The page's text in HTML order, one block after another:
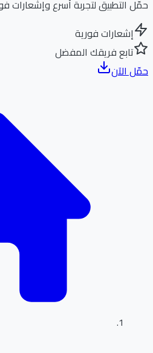
التطبيق لتجربة أسرع وإشعارات فورية
إشعارات فورية
تابع فريقك المفضل
الآن